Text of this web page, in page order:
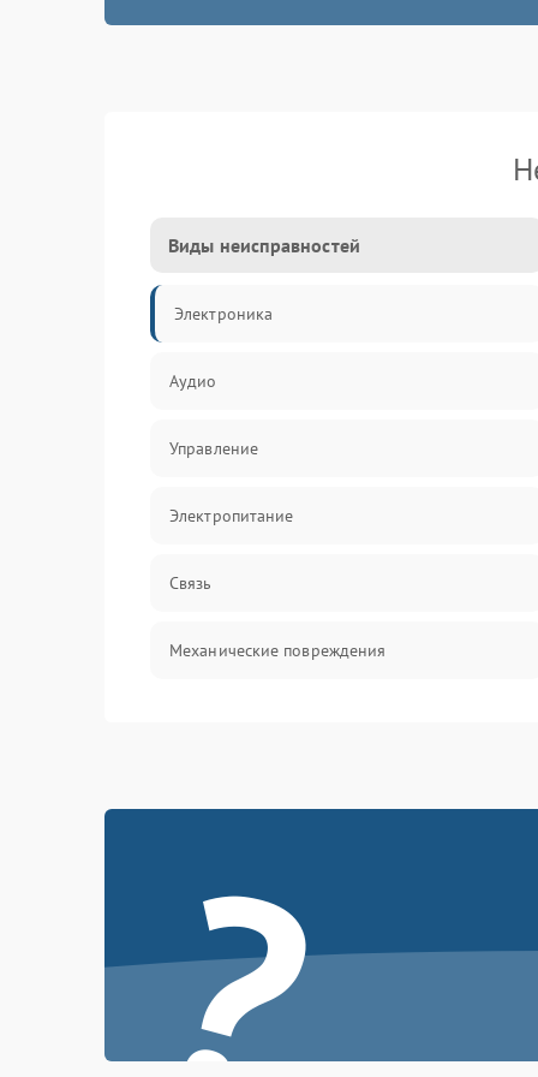
Виды неисправностей
Электроника
Аудио
Управление
Электропитание
Связь
Механические повреждения
?